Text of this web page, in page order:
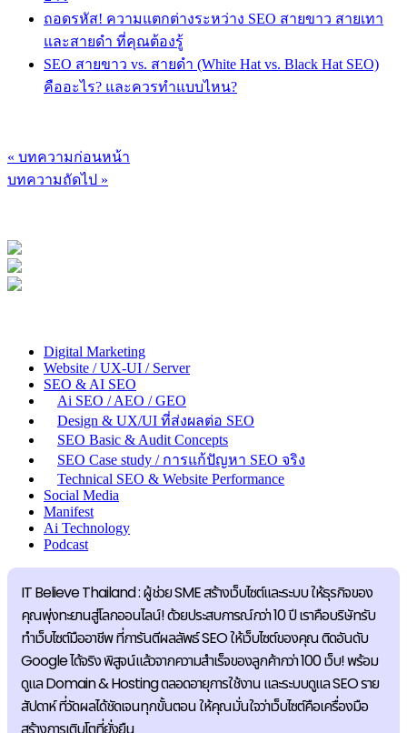
ถอดรหัส! ความแตกต่างระหว่าง SEO สายขาว สายเทา
และสายดำ ที่คุณต้องรู้
SEO สายขาว vs. สายดำ (White Hat vs. Black Hat SEO)
คืออะไร? และควรทำแบบไหน?
« บทความก่อนหน้า
บทความถัดไป »
Digital Marketing
Website / UX-UI / Server
SEO & AI SEO
Ai SEO / AEO / GEO
Design & UX/UI ที่ส่งผลต่อ SEO
SEO Basic & Audit Concepts
SEO Case study / การแก้ปัญหา SEO จริง
Technical SEO & Website Performance
Social Media
Manifest
Ai Technology
Podcast
IT Believe Thailand : ผู้ช่วย SME สร้างเว็บไซต์และระบบ ให้ธุรกิจของ
คุณพุ่งทะยานสู่โลกออนไลน์! ด้วยประสบการณ์กว่า 10 ปี เราคือบริษัทรับ
ทำเว็บไซต์มืออาชีพ ที่การันตีผลลัพธ์ SEO ให้เว็บไซต์ของคุณ ติดอันดับ
Google ได้จริง พิสูจน์แล้วจากความสำเร็จของลูกค้ากว่า 100 เว็บ! พร้อม
ดูแล Domain & Hosting ตลอดอายุการใช้งาน และระบบดูแล SEO ราย
สัปดาห์ ที่วัดผลได้ชัดเจนทุกขั้นตอน ให้คุณมั่นใจว่าเว็บไซต์คือเครื่องมือ
สร้างการเติบโตที่ยั่งยืน